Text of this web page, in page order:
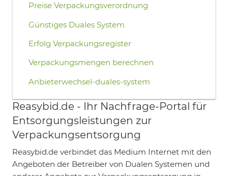
Preise Verpackungsverordnung
Günstiges Duales System
Erfolg Verpackungsregister
Verpackungsmengen berechnen
Anbieterwechsel-duales-system
Reasybid.de - Ihr Nachfrage-Portal für
Entsorgungsleistungen zur
Verpackungsentsorgung
Reasybid.de verbindet das Medium Internet mit den
Angeboten der Betreiber von Dualen Systemen und